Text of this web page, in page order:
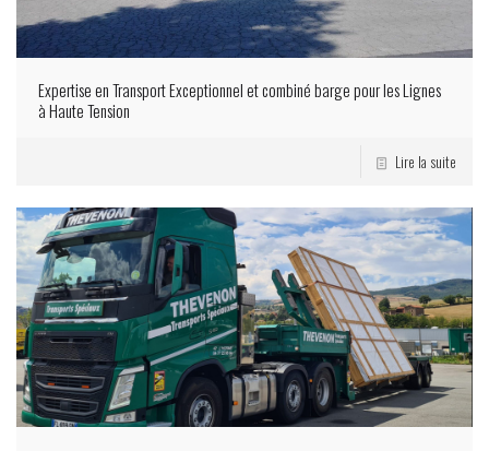
Expertise en Transport Exceptionnel et combiné barge pour les Lignes
à Haute Tension
Lire la suite